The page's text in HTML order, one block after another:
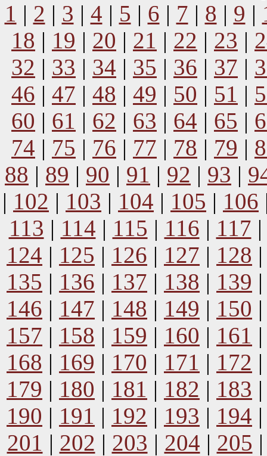
1 | 2 | 3 | 4 | 5 | 6 | 7 | 8 | 9 |
18 | 19 | 20 | 21 | 22 | 23 |
32 | 33 | 34 | 35 | 36 | 37 |
46 | 47 | 48 | 49 | 50 | 51 |
60 | 61 | 62 | 63 | 64 | 65 |
74 | 75 | 76 | 77 | 78 | 79 |
88 | 89 | 90 | 91 | 92 | 93 |
| 102 | 103 | 104 | 105 | 106
113 | 114 | 115 | 116 | 117
124 | 125 | 126 | 127 | 128
135 | 136 | 137 | 138 | 139
146 | 147 | 148 | 149 | 150
157 | 158 | 159 | 160 | 161
168 | 169 | 170 | 171 | 172
179 | 180 | 181 | 182 | 183
190 | 191 | 192 | 193 | 194
201 | 202 | 203 | 204 | 205